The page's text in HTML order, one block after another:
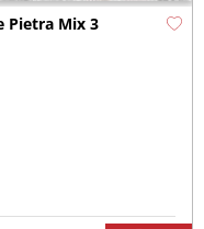
Pietra Mix 3